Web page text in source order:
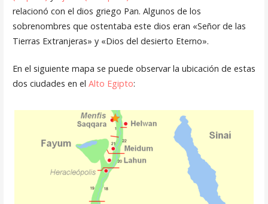
relacionó con el dios griego Pan. Algunos de los
sobrenombres que ostentaba este dios eran «Señor de las
Tierras Extranjeras» y «Dios del desierto Eterno».
En el siguiente mapa se puede observar la ubicación de estas
dos ciudades en el Alto Egipto: